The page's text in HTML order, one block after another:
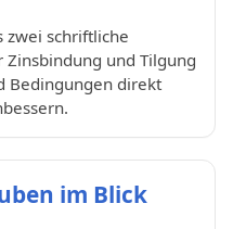
zwei schriftliche
und Tilgung
Bedingungen direkt
im Blick